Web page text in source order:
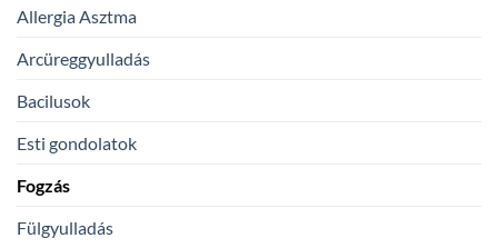
Allergia Asztma
Arcüreggyulladás
Bacilusok
Esti gondolatok
Fogzás
Fülgyulladás